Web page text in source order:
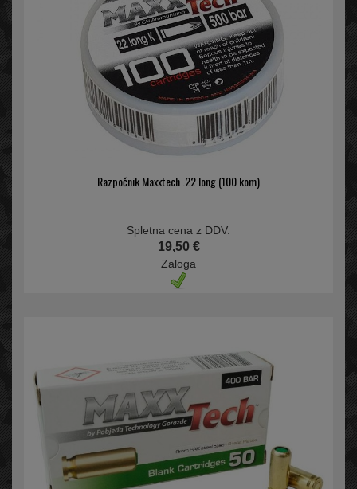
Razpočnik Maxxtech .22 long (100 kom)
Spletna cena z DDV:
19,50 €
Zaloga